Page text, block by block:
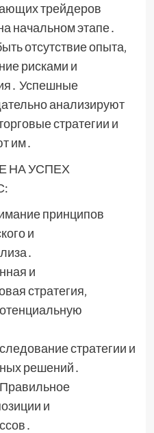
трейдеров
начальном этапе․
отсутствие опыта‚
рисками и
Успешные
анализируют
стратегии и
им․
НА УСПЕХ
принципов
и
и
стратегия‚
стратегии и
решений․
и